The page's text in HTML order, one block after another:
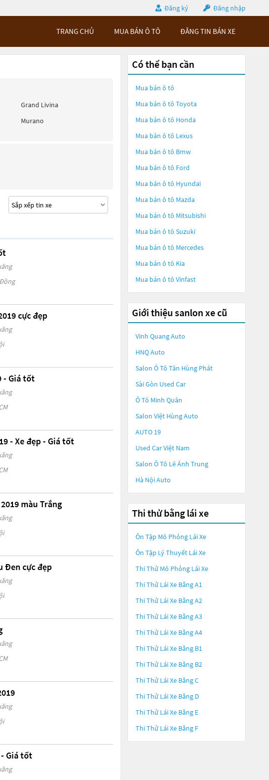
Đăng ký Đăng nhập
TRANG CHỦ MUA BÁN Ô TÔ ĐĂNG TIN BÁN XE
Grand Livina
Murano
cực đẹp
- Giá tốt
- Xe đẹp - Giá tốt
màu Trắng
Đen cực đẹp
- Giá tốt
Có thể bạn cần
Mua bán ô tô
Mua bán ô tô Toyota
Mua bán ô tô Honda
Mua bán ô tô Lexus
Mua bán ô tô Bmw
Mua bán ô tô Ford
Mua bán ô tô Hyundai
Mua bán ô tô Mazda
Mua bán ô tô Mitsubishi
Mua bán ô tô Suzuki
Mua bán ô tô Mercedes
Mua bán ô tô Kia
Mua bán ô tô Vinfast
Giới thiệu sanlon xe cũ
Vinh Quang Auto
HNQ Auto
Salon Ô Tô Tân Hùng Phát
Sài Gòn Used Car
Ô Tô Minh Quân
Salon Việt Hùng Auto
AUTO 19
Used Car Việt Nam
Salon Ô Tô Lê Ánh Trung
Hà Nội Auto
Thi thử bằng lái xe
Ôn Tập Mô Phỏng Lái Xe
Ôn Tập Lý Thuyết Lái Xe
Thi Thử Mô Phỏng Lái Xe
Thi Thử Lái Xe Bằng A1
Thi Thử Lái Xe Bằng A2
Thi Thử Lái Xe Bằng A3
Thi Thử Lái Xe Bằng A4
Thi Thử Lái Xe Bằng B1
Thi Thử Lái Xe Bằng B2
Thi Thử Lái Xe Bằng C
Thi Thử Lái Xe Bằng D
Thi Thử Lái Xe Bằng E
Thi Thử Lái Xe Bằng F